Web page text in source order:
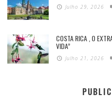
Julho 29, 2026
COSTA RICA , O
VIDA”
Julho 21, 2026